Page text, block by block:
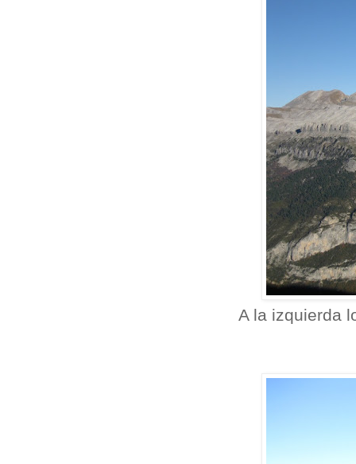
A la izquierda